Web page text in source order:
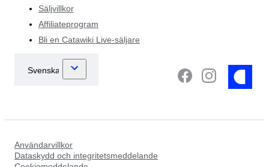
Säljvillkor
Affiliateprogram
Bli en Catawiki Live-säljare
Användarvillkor
Dataskydd och integritetsmeddelande